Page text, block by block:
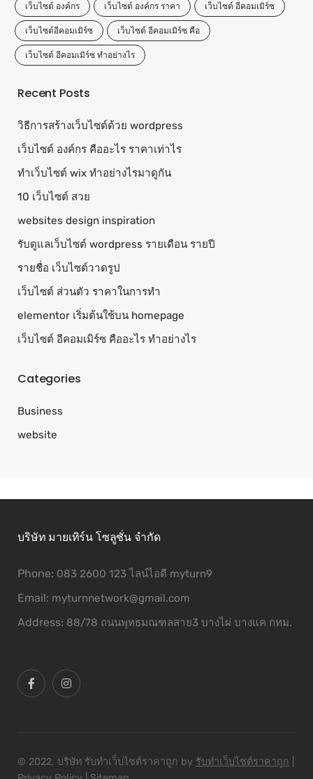
เว็บไซต์ องค์กร เว็บไซต์ องค์กร ราคา เว็บไซต์ อีคอมเมิร์ซ
เว็บไซต์อีคอมเมิร์ซ เว็บไซต์ อีคอมเมิร์ซ คือ
เว็บไซต์ อีคอมเมิร์ซ ทำอย่างไร
Recent Posts
วิธีการสร้างเว็บไซต์ด้วย wordpress
เว็บไซต์ องค์กร คืออะไร ราคาเท่าไร
ทําเว็บไซต์ wix ทำอย่างไรมาดูกัน
10 เว็บไซต์ สวย
websites design inspiration
รับดูแลเว็บไซต์ wordpress รายเดือน รายปี
รายชื่อ เว็บไซต์วาดรูป
เว็บไซต์ ส่วนตัว ราคาในการทำ
elementor เริ่มต้นใช้บน homepage
เว็บไซต์ อีคอมเมิร์ซ คืออะไร ทำอย่างไร
Categories
Business
website
บริษัท มายเทิร์น โซลูชั่น จำกัด
Phone: 083 2600 123 ไลน์ไอดี myturn9
Email: myturnnetwork@gmail.com
Address: 88/78 ถนนพุทธมณฑลสาย3 บางไผ่ บางแค กทม.
© 2022, บริษัท รับทําเว็บไซต์ราคาถูก by รับทําเว็บไซต์ราคาถูก